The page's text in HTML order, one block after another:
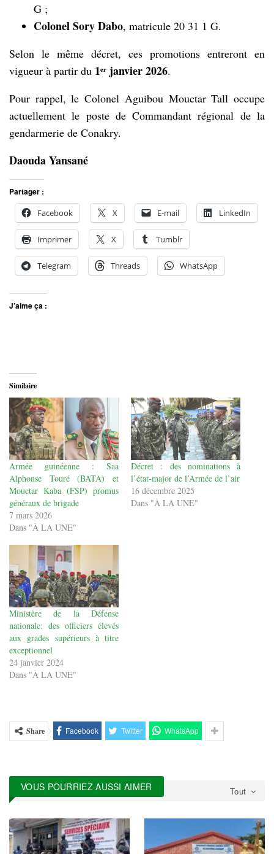
G ;
Colonel Sory Dabo, matricule 20 31 1 G.
Selon le même décret, ces promotions entreront en
vigueur à partir du 1ᵉʳ janvier 2026.
Pour rappel, le Colonel Aguibou Mouctar Tall occupe
actuellement le poste de Commandant régional de la
gendarmerie de Conakry.
Daouda Yansané
Partager :
Facebook
X E-mail LinkedIn
Imprimer X Tumblr
Telegram Threads WhatsApp
J’aime ça :
Similaire
Armée guinéenne : Saa
Alphonse Touré (BATA) et
Mouctar Kaba (FSP) promus
généraux de brigade
7 mars 2026
Dans "À LA UNE"
Décret : des nominations à
l’état-major de l’Armée de l’air
16 décembre 2025
Dans "À LA UNE"
Ministère de la Défense
nationale: des officiers élevés
aux grades supérieurs à titre
exceptionnel
24 janvier 2024
Dans "À LA UNE"
Share Facebook Twitter WhatsApp
Tout
VOUS POURRIEZ AUSSI AIMER